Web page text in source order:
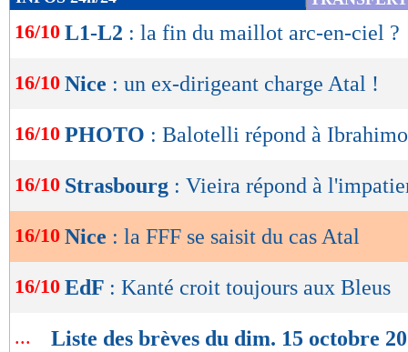
de
lecture
OK
16/10 L1-L2 : la fin du maillot arc-en-ciel ?
16/10 Nice : un ex-dirigeant charge Atal !
16/10 PHOTO : Balotelli répond à
16/10 Strasbourg : Vieira répond à
16/10 Nice : la FFF se saisit du cas Atal
16/10 EdF : Kanté croit toujours aux Bleus
... Liste des brèves du dim. 15 octobre